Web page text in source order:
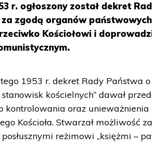
r. ogłoszony został dekret
zgodą organów
Kościołowi i
1953 r. dekret Rady Państwa
kościelnych” dawał
kontrolowania oraz
Kościoła. Stwarzał możliwość
reżimowi „księżmi –